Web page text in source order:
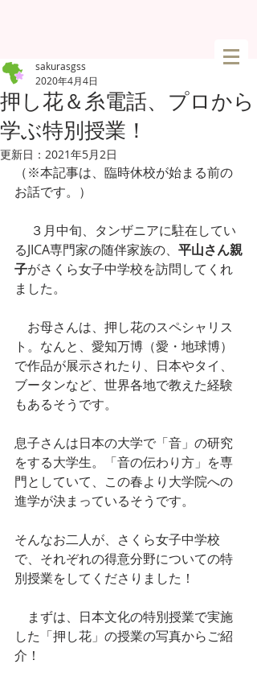
押し花＆糸電話、プロから
学ぶ特別授業！
sakurasgss
2020年4月4日
更新日： 2021年5月2日
（※本記事は、臨時休校が始まる前の
お話です。）
るJICA専門家の随伴家族の、 平山さん親
子がさくら女子中学校を訪問してくれ
ました。
お母さんは、押し花のスペシャリス
ト。なんと、愛知万博（愛・地球博）
で作品が展示されたり、日本やタイ、
ブータンなど、世界各地で教えた経験
もあるそうです。
息子さんは日本の大学で「音」の研究
をする大学生。「音の伝わり方」を専
門としていて、この春より大学院への
進学が決まっているそうです。
そんなお二人が、さくら女子中学校
で、それぞれの得意分野についての特
別授業をしてくださりました！
まずは、日本文化の特別授業で実施
した「押し花」の授業の写真からご紹
介！